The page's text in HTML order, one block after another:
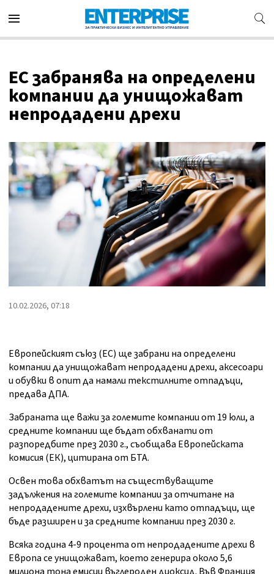
ЕС забранява на определени
компании да унищожават
непродадени дрехи
10.02.2026, 07:18
Европейският съюз (ЕС) ще забрани на определени
компании да унищожават непродадени дрехи, аксесоари
и обувки в опит да намали текстилните отпадъци,
предава ДПА.
Забраната ще важи за големите компании от 19 юли, а
средните компании ще бъдат обхванати от
разпоредбите през 2030 г., съобщава Европейската
комисия (ЕК), цитирана от БТА.
Освен това обхватът на съществуващите
задължения на големите компании за отчитане на
непродадените дрехи, изхвърлени като отпадъци, ще
бъде разширен и за средните компании през 2030 г.
Всяка година 4-9 процента от непродадените дрехи в
Европа се унищожават, което генерира около 5,6